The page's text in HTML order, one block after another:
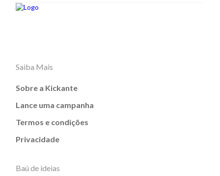
Saiba Mais
Sobre a Kickante
Lance uma campanha
Termos e condições
Privacidade
Baú de ideias